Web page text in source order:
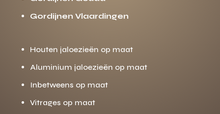
Gordijnen Vlaardingen
Houten jaloezieën op maat
Aluminium jaloezieën op maat
Inbetweens op maat
Vitrages op maat